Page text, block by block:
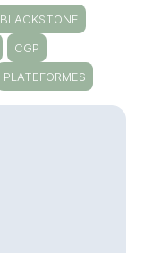
BLACKSTONE
CGP
PLATEFORMES